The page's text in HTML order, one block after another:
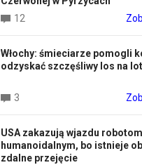
12
Włochy: śmieciarze pomogli
odzyskać szczęśliwy los na
3
USA zakazują wjazdu robotom
humanoidalnym, bo istnieje
zdalne przejęcie